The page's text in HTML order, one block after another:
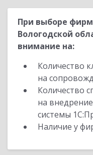
При выборе
Вологодской
внимание на:
Количество
на
Количество
на
системы
Наличие у